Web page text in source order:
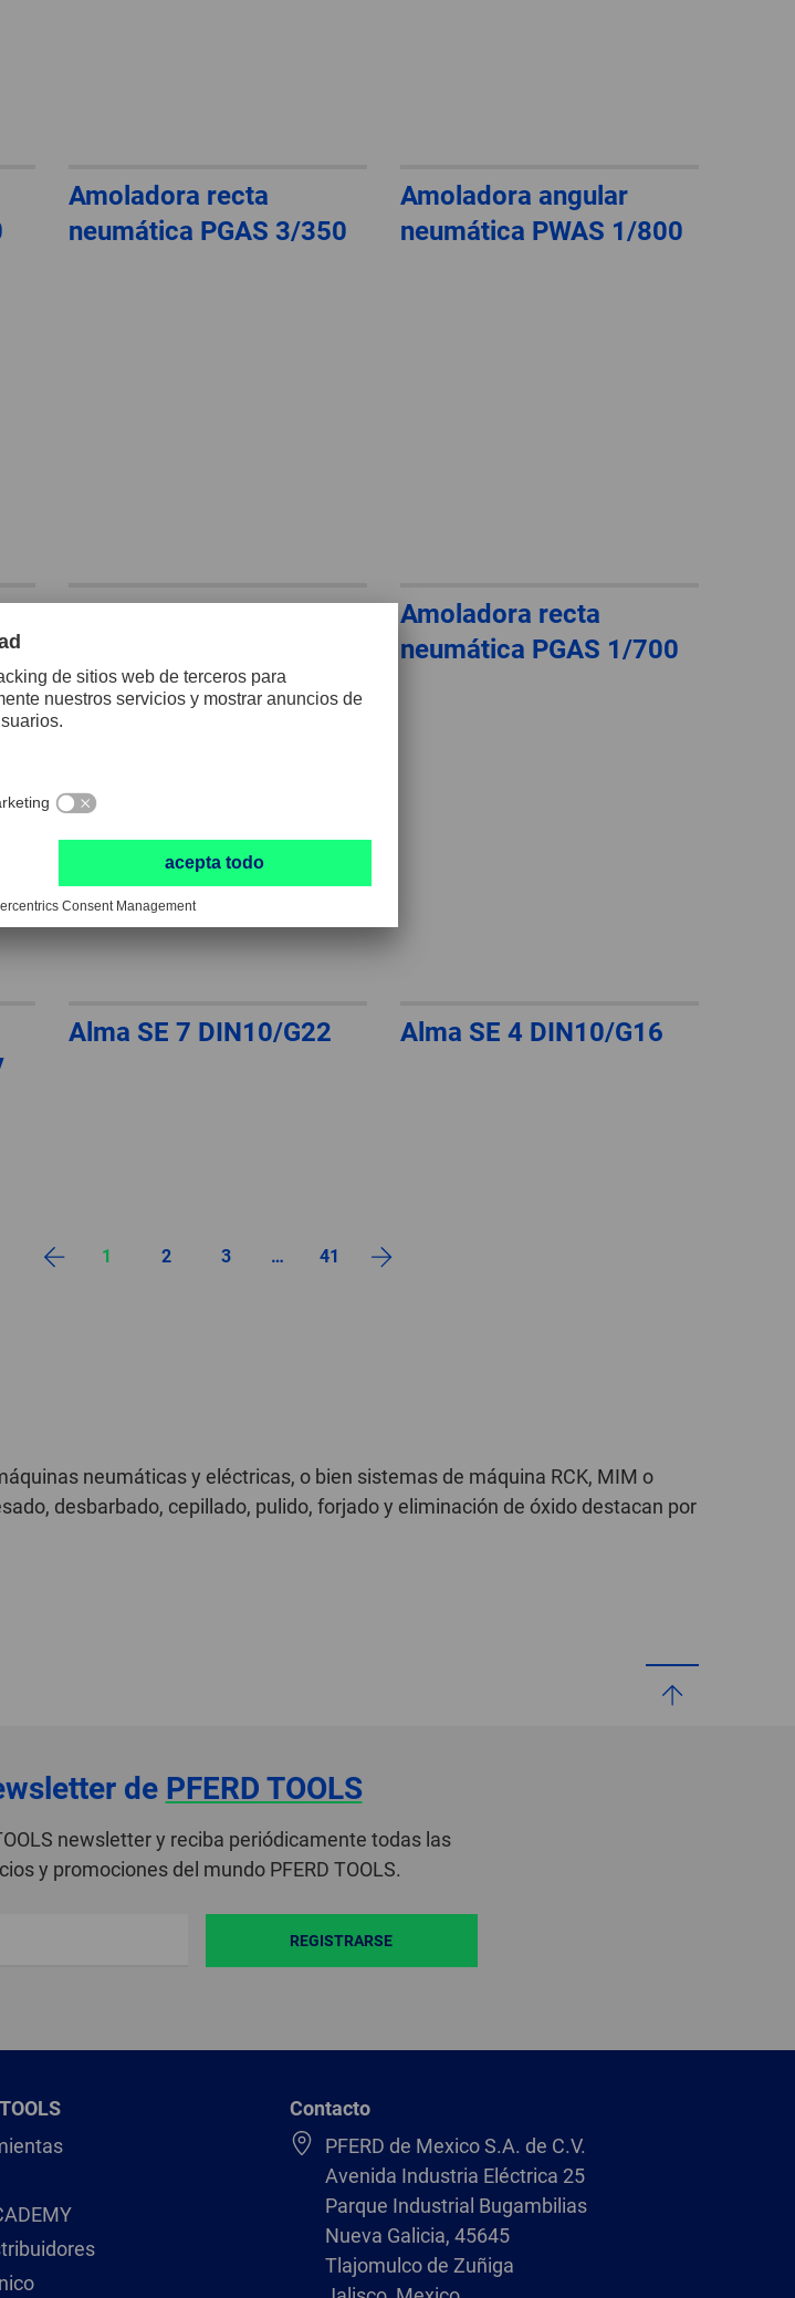
Amoladora recta
neumática PGAS 3/350
Amoladora angular
neumática PWAS 1/800
Amoladora angular
Amoladora recta
neumática PGAS 1/700
Alma SE 7 DIN10/G22 Alma SE 4 DIN10/G16
1 2 3 … 41
neumáticas y eléctricas, o bien sistemas de máquina RCK, MIM o
desbarbado, cepillado, pulido, forjado y eliminación de óxido destacan por
de PFERD TOOLS
newsletter y reciba periódicamente todas las
y promociones del mundo PFERD TOOLS.
REGISTRARSE
Contacto
PFERD de Mexico S.A. de C.V.
Avenida Industria Eléctrica 25
Parque Industrial Bugambilias
Nueva Galicia, 45645
Tlajomulco de Zuñiga